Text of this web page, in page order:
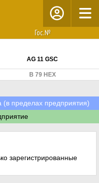
Гос.№
AG 11 GSC
B 79 HEX
пределах предприятия)
зарегистрированные